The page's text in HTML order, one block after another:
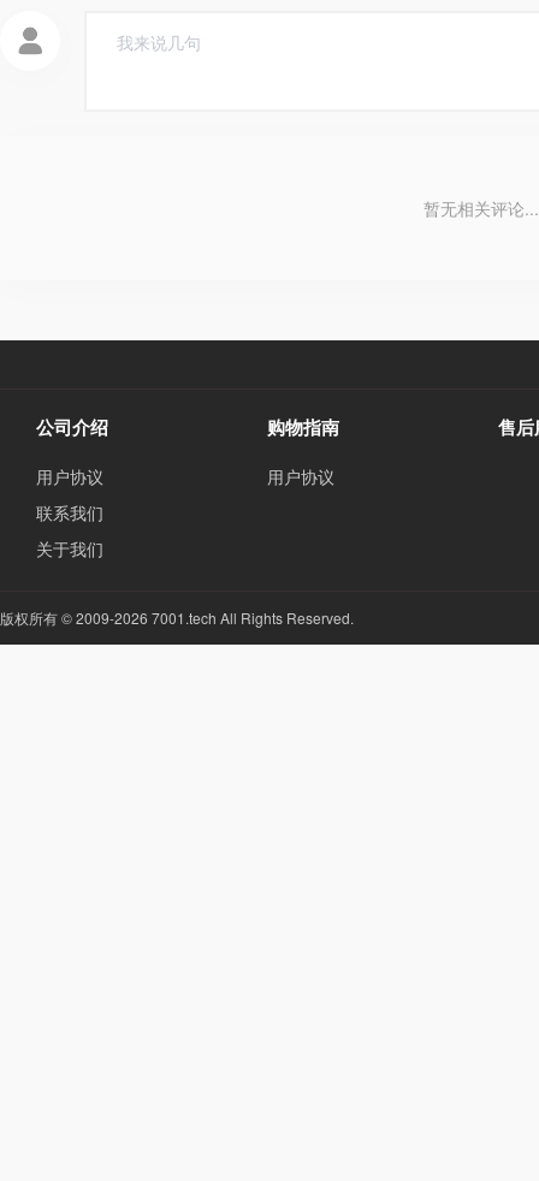
暂无相关评论...
公司介绍
用户协议
联系我们
关于我们
购物指南
用户协议
售
版权所有 © 2009-2026 7001.tech All Rights Reserved.